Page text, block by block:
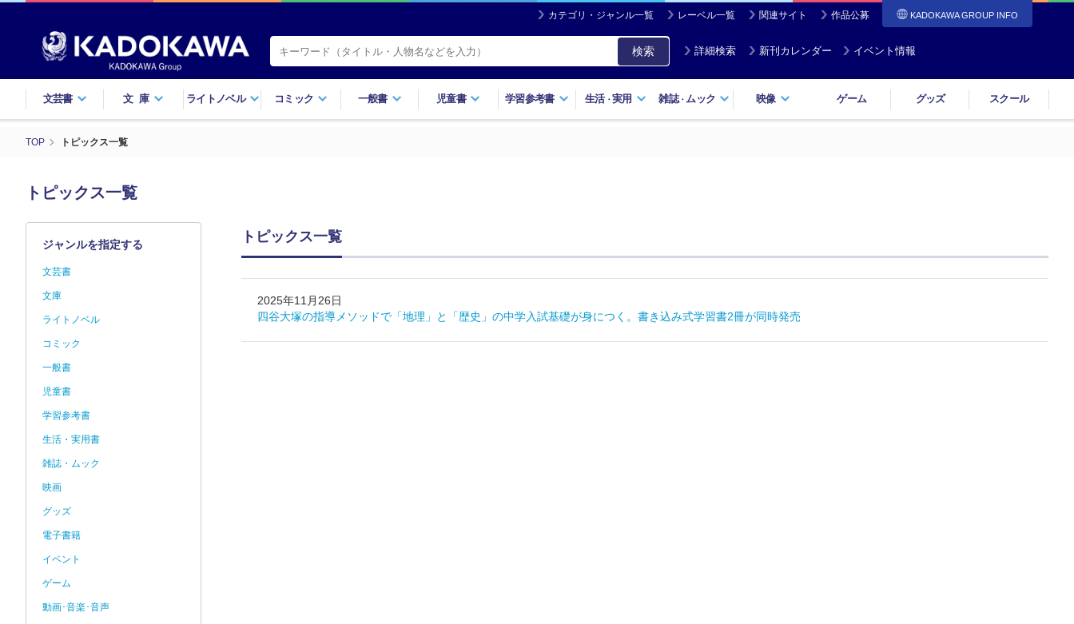
カテゴリ・ジャンル一覧 レーベル一覧 関連サイト 作品公募 KADOKAWA GROUP INFO
検索 詳細検索 新刊カレンダー イベント情報
文芸書 文庫 ライトノベル コミック 一般書 児童書 学習参考書 生活・実用 雑誌・ ムック 映像 ゲーム グッズ スクール
TOP トピックス一覧
トピックス一覧
トピックス一覧
2025年11月26日
四谷大塚の指導メソッドで「地理」と「歴史」の中学入試基礎が身につく。書き込み式学習書2冊が同時発売
ジャンルを指定する
文芸書
文庫
ライトノベル
コミック
一般書
児童書
学習参考書
生活・実用書
雑誌・ムック
映画
グッズ
電子書籍
イベント
ゲーム
動画･音楽･音声